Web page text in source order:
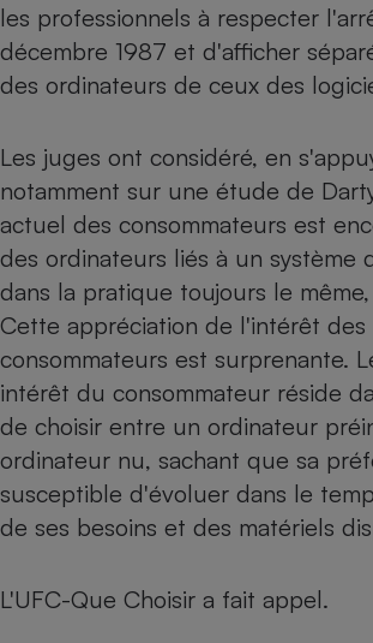
les professionnels à respecter
décembre 1987 et d'afficher
des ordinateurs de ceux des
Les juges ont considéré, en
notamment sur une étude de
actuel des consommateurs est
des ordinateurs liés à un système
dans la pratique toujours le
Cette appréciation de l'intérêt des
consommateurs est surprenante.
intérêt du consommateur réside
de choisir entre un ordinateur
ordinateur nu, sachant que sa
susceptible d'évoluer dans le
de ses besoins et des matériels
L'UFC-Que Choisir a fait appel.